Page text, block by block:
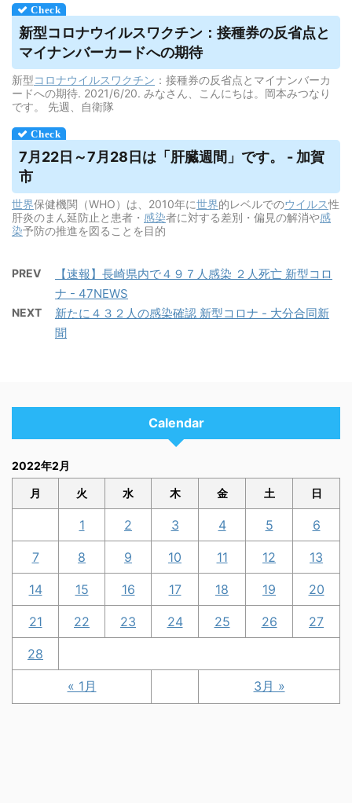
新型コロナウイルスワクチン：接種券の反省点と
マイナンバーカードへの期待
新型コロナウイルス ワクチン ：接種券の反省点とマイナンバーカ
ードへの期待. 2021/6/20. みなさん、こんにちは。岡本みつなり
です。 先週、自衛隊
7月22日～7月28日は「肝臓週間」です。 - 加賀
市
世界保健機関（WHO）は、2010年に世界的レベルでのウイルス性
肝炎のまん延防止と患者・ 感染者に対する差別・偏見の解消や感
染予防の推進を図ることを目的
PREV
【速報】長崎県内で４９７人感染 ２人死亡 新型コロ
ナ - 47NEWS
NEXT
新たに４３２人の感染確認 新型コロナ - 大分合同新
聞
Calendar
2022年2月
月 火 水 木 金 土 日
« 1月 3月 »
1 2 3 4 5 6
7 8 9 10 11 12 13
14 15 16 17 18 19 20
21 22 23 24 25 26 27
28